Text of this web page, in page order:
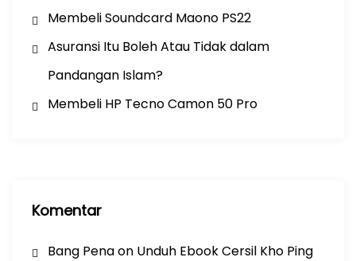
Membeli Soundcard Maono PS22
Asuransi Itu Boleh Atau Tidak dalam
Pandangan Islam?
Membeli HP Tecno Camon 50 Pro
Komentar
Bang Penaon Unduh Ebook Cersil Kho Ping